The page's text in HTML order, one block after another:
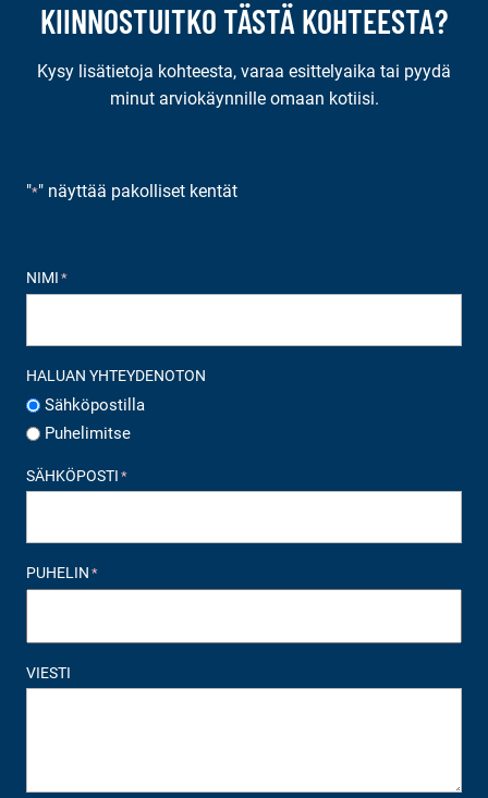
KIINNOSTUITKO TÄSTÄ KOHTEESTA?
Kysy lisätietoja kohteesta, varaa esittelyaika tai pyydä
minut arviokäynnille omaan kotiisi.
"*" näyttää pakolliset kentät
NIMI *
HALUAN YHTEYDENOTON
Sähköpostilla
Puhelimitse
SÄHKÖPOSTI *
PUHELIN *
VIESTI